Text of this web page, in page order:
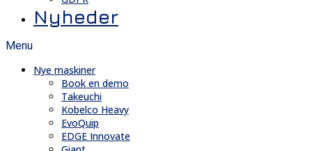
Nyheder
Menu
Nye maskiner
Book en demo
Takeuchi
Kobelco Heavy
EvoQuip
EDGE Innovate